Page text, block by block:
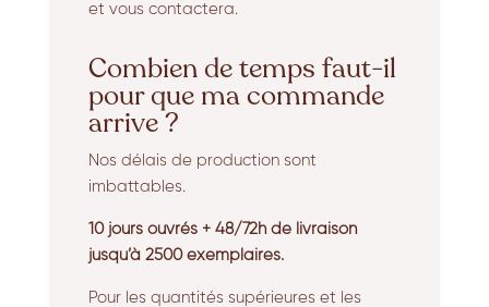
et vous contactera.
Combien de temps faut-il
pour que ma commande
arrive ?
Nos délais de production sont
imbattables.
10 jours ouvrés + 48/72h de livraison
jusqu’à 2500 exemplaires.
Pour les quantités supérieures et les